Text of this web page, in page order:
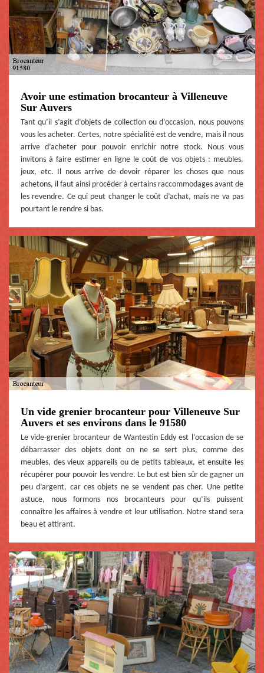
Avoir une estimation brocanteur à Villeneuve
Sur Auvers
Tant qu’il s’agit d’objets de collection ou d’occasion, nous pouvons
vous les acheter. Certes, notre spécialité est de vendre, mais il nous
arrive d’acheter pour pouvoir enrichir notre stock. Nous vous
invitons à faire estimer en ligne le coût de vos objets : meubles,
jeux, etc. Il nous arrive de devoir réparer les choses que nous
achetons, il faut ainsi procéder à certains raccommodages avant de
les revendre. Ce qui peut changer le coût d’achat, mais ne va pas
pourtant le rendre si bas.
Un vide grenier brocanteur pour Villeneuve Sur
Auvers et ses environs dans le 91580
Le vide-grenier brocanteur de Wantestin Eddy est l’occasion de se
débarrasser des objets dont on ne se sert plus, comme des
meubles, des vieux appareils ou de petits tableaux, et ensuite les
récupérer pour pouvoir les vendre. Le but est bien sûr de gagner un
peu d’argent, car ces objets ne se vendent pas cher. Une petite
astuce, nous formons nos brocanteurs pour qu’ils puissent
connaître les affaires à vendre et leur utilisation. Notre stand sera
beau et attirant.